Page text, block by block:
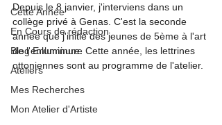
Cette Année
En Cours de rédaction
Blog Enluminure
Ateliers
Mes Recherches
Mon Atelier d'Artiste
Depuis le 8 janvier, j'interviens dans un
collège privé à Genas. C'est la seconde
année que j'initie des jeunes de 5ème à l'art
de l'enluminure. Cette année, les lettrines
ottoniennes sont au programme de l'atelier.